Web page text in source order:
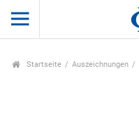
Startseite Auszeichnungen